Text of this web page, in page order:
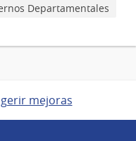
Departamentales
mejoras